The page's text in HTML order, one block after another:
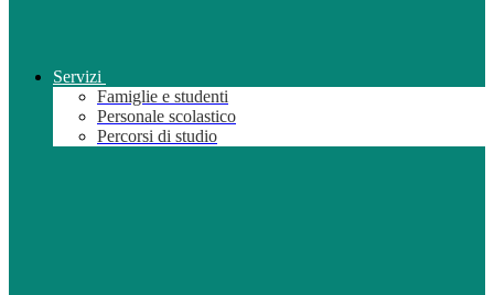
Servizi
Famiglie e studenti
Personale scolastico
Percorsi di studio